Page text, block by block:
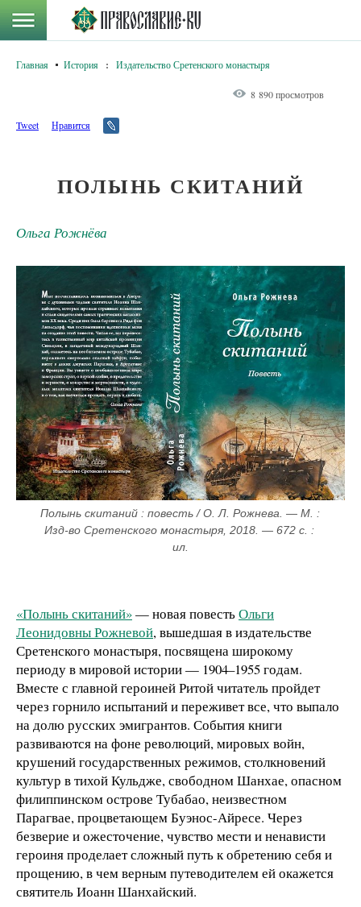
Главная История : Издательство Сретенского монастыря
8 890 просмотров
Tweet Нравится
ПОЛЫНЬ СКИТАНИЙ
Ольга Рожнёва
Полынь скитаний : повесть / О. Л. Рожнева. — М. :
Изд-во Сретенского монастыря, 2018. — 672 с. :
ил.
«Полынь скитаний»— новая повестьОльги
Леонидовны Рожневой, вышедшая в издательстве
Сретенского монастыря, посвящена широкому
периоду в мировой истории — 1904–1955 годам.
Вместе с главной героиней Ритой читатель пройдет
через горнило испытаний и переживет все, что выпало
на долю русских эмигрантов. События книги
развиваются на фоне революций, мировых войн,
крушений государственных режимов, столкновений
культур в тихой Кульдже, свободном Шанхае, опасном
филиппинском острове Тубабао, неизвестном
Парагвае, процветающем Буэнос-Айресе. Через
безверие и ожесточение, чувство мести и ненависти
героиня проделает сложный путь к обретению себя и
прощению, в чем верным путеводителем ей окажется
святитель Иоанн Шанхайский.